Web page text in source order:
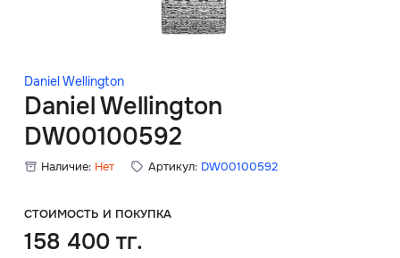
Daniel Wellington
Daniel Wellington
DW00100592
Наличие: Нет Артикул: DW00100592
СТОИМОСТЬ И ПОКУПКА
158 400 тг.
Скидки
Главная
Доставка и оплата